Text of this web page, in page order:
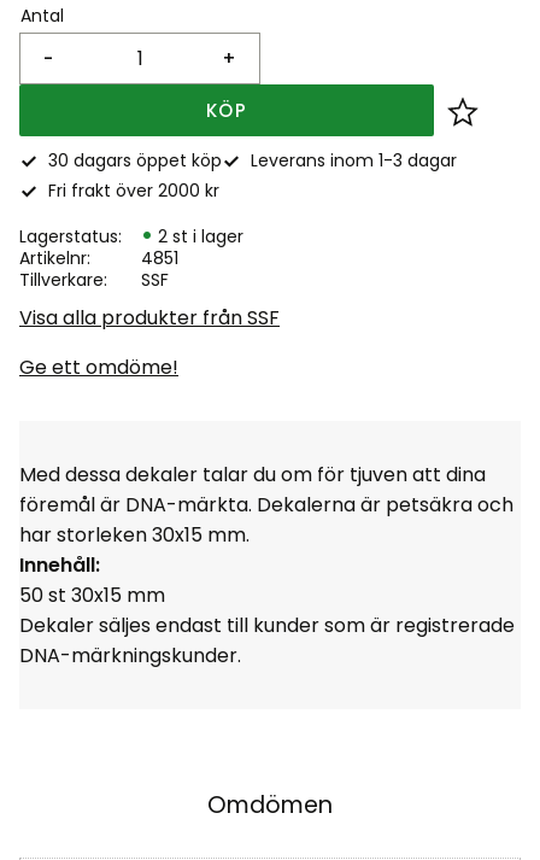
Antal
+
-
KÖP Lägg
30 dagars öppet köp
Leverans inom 1-3 dagar
Fri frakt över 2000 kr
Lagerstatus
2 st i lager
Artikelnr
4851
Tillverkare
SSF
Visa alla produkter från SSF
Ge ett omdöme!
Med dessa dekaler talar du om för tjuven att dina
föremål är DNA-märkta. Dekalerna är petsäkra och
har storleken 30x15 mm.
Innehåll:
50 st 30x15 mm
Dekaler säljes endast till kunder som är registrerade
DNA-märkningskunder.
Omdömen